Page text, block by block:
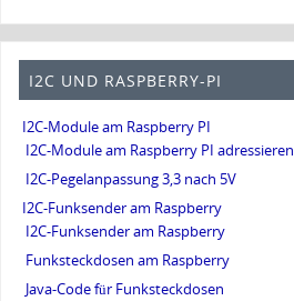
I2C UND RASPBERRY-PI
I2C-Module am Raspberry PI
I2C-Module am Raspberry PI adressieren
I2C-Pegelanpassung 3,3 nach 5V
I2C-Funksender am Raspberry
I2C-Funksender am Raspberry
Funksteckdosen am Raspberry
Java-Code für Funksteckdosen